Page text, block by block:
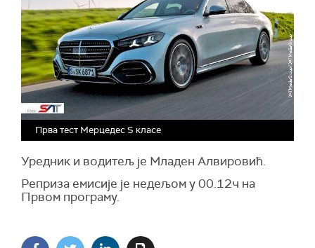
Прва тест Мерцедес S класе
Уредник и водитељ је Младен Алвировић.
Реприза емисије је недељом у 00.12ч на
Првом програму.